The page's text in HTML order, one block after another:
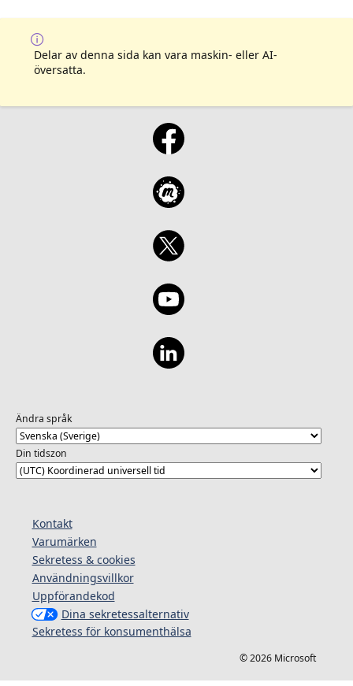
Delar av denna sida kan vara maskin- eller AI-
översatta.
Ändra språk
Din tidszon
Kontakt
Varumärken
Sekretess & cookies
Användningsvillkor
Uppförandekod
Dina sekretessalternativ
Sekretess för konsumenthälsa
© 2026 Microsoft